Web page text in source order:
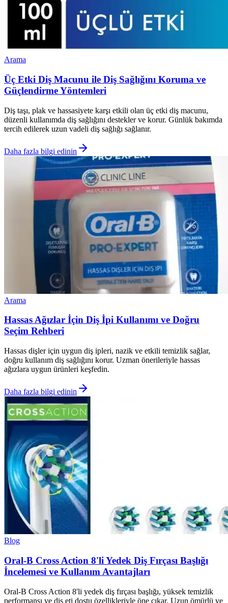
Arama
Üç Etki Diş Macunu ile Diş Sağlığını Koruma ve
Güçlendirme Yöntemleri
Diş taşı, plak ve hassasiyete karşı etkili olan üç etki diş macunu,
düzenli kullanımda diş sağlığını destekler ve korur. Günlük bakımda
tercih edilerek uzun vadeli diş sağlığı sağlanır.
Daha fazla bilgi edinin
Arama
Hassas Ağızlar İçin Diş İpi Kullanımı ve Doğru
Seçim Rehberi
Hassas dişler için uygun diş ipleri, nazik ve etkili temizlik sağlar,
doğru kullanım diş sağlığını korur. Uzman önerileriyle hassas
ağızlara uygun ürünleri keşfedin.
Daha fazla bilgi edinin
Blog
Oral-B Cross Action 8'li Yedek Diş Fırçası Başlığı
İncelemesi ve Kullanım Avantajları
Oral-B Cross Action 8'li yedek diş fırçası başlığı, yüksek temizlik
performansı ve diş eti dostu özellikleriyle öne çıkar. Uzun ömürlü ve